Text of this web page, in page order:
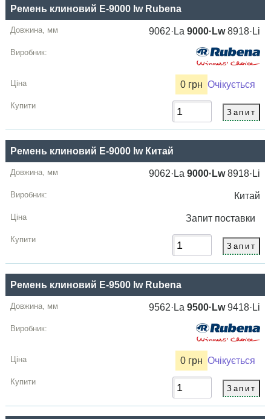
Ремень клиновий E-9000 lw Rubena
9062·La9000·Lw8918·Li
0 грн Очікується
Ремень клиновий E-9000 lw Китай
9062·La9000·Lw8918·Li
Китай
Запит поставки
Ремень клиновий E-9500 lw Rubena
9562·La9500·Lw9418·Li
0 грн Очікується